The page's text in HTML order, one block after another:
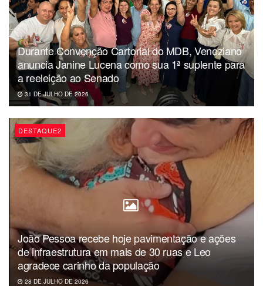
Durante Convenção Cartorial do MDB, Veneziano
anuncia Janine Lucena como sua 1ª suplente para
a reeleição ao Senado
31 DE JULHO DE 2026
DESTAQUE2
João Pessoa recebe hoje pavimentação e ações
de infraestrutura em mais de 30 ruas e Leo
agradece carinho da população
28 DE JULHO DE 2026